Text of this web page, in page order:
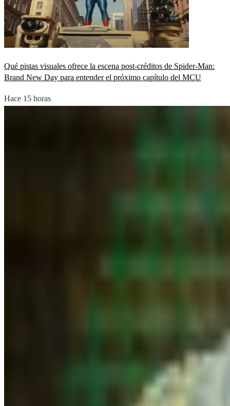
Qué pistas visuales ofrece la escena post-créditos de Spider-Man:
Brand New Day para entender el próximo capítulo del MCU
Hace 15 horas